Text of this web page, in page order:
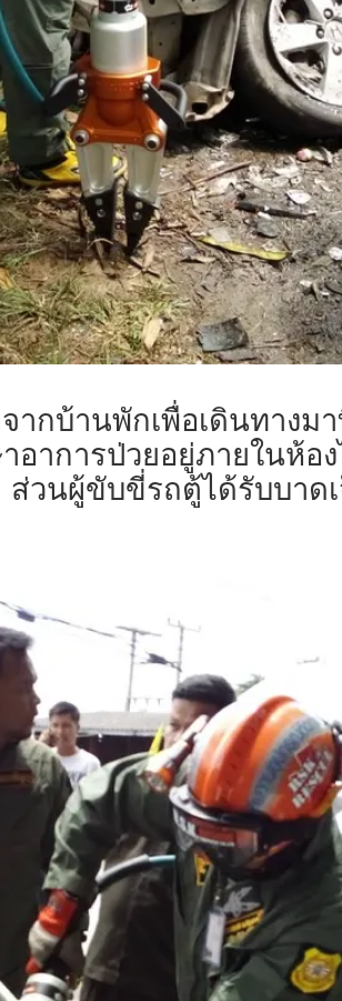
ากบ้านพักเพื่อเดินทางม
าการป่วยอยู่ภายในห้อ
วนผู้ขับขี่รถตู้ได้รับบาดเ